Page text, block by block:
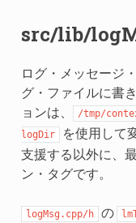
src/lib/
ログ・メッセージ
グ・ファイルに書
ョンは、
/tmp/
logDir
を使用して
支援する以外に、
ン・タグです。
logMsg.cpp/h の